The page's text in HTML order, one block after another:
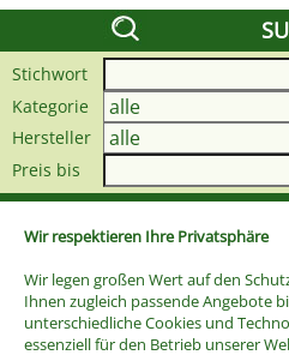
Wir respektieren Ihre Privatsphäre
Wir legen großen Wert auf den
Ihnen zugleich passende Angebote
unterschiedliche Cookies und
essenziell für den Betrieb unserer
Stichwort
Kategorie
Hersteller
Preis bis